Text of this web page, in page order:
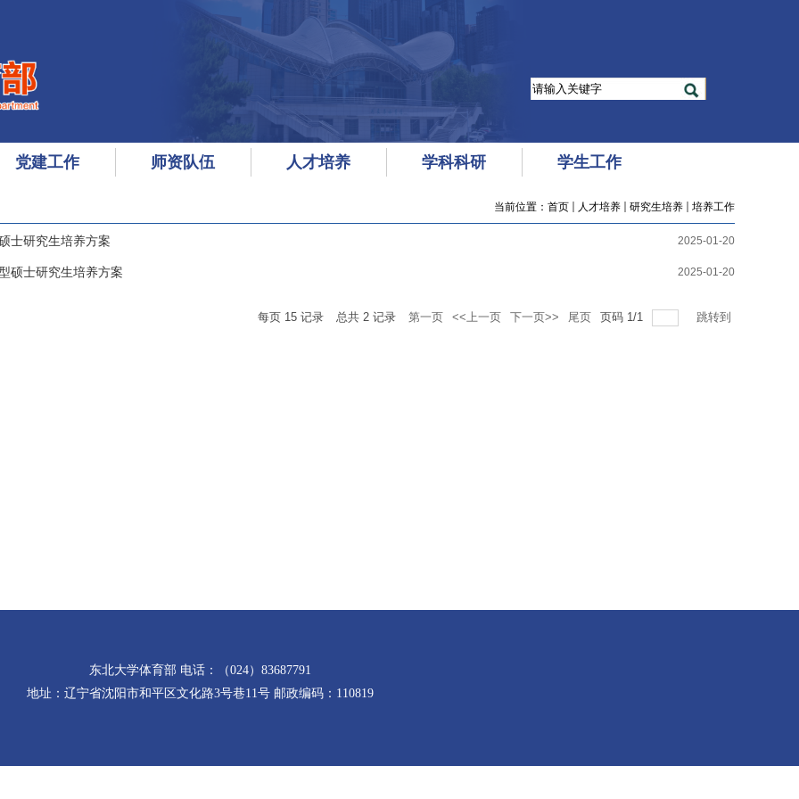
党建工作 师资队伍 人才培养 学科科研 学生工作
当前位置： 首页 人才培养 研究生培养 培养工作
士研究生培养方案 2025-01-20
硕士研究生培养方案 2025-01-20
每页 15 记录 总共 2 记录 第一页 <<上一页 下一页>> 尾页 页码 1/1 跳转到
东北大学体育部 电话：（024）83687791
地址：辽宁省沈阳市和平区文化路3号巷11号 邮政编码：110819